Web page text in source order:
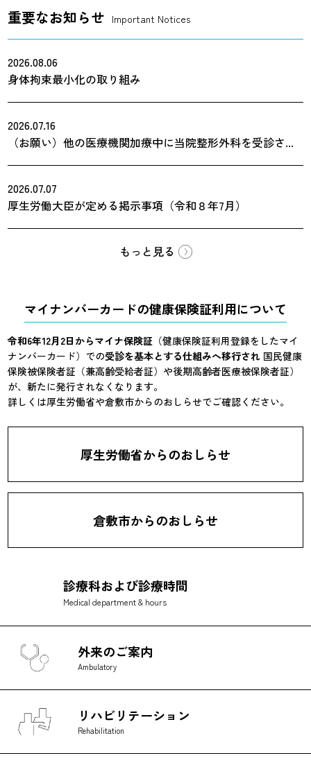
外来のご案内
Ambulatory
リハビリ テーション
Rehabilitation
重要なお知らせ Important Notices
2026.08.06
身体拘束最小化の取り組み
2026.07.16
（お願い）他の医療機関加療中に当院整形外科を受診さ...
2026.07.07
厚生労働大臣が定める掲示事項（令和８年7月）
もっと見る
診療科および診療時間
Medical department & hours
マイナンバーカードの健康保険証利用について
令和6年12月2日からマイナ保険証 （健康保険証利用登録をしたマイ
ナンバーカード）での受診を基本とする仕組みへ移行され 国民健康
保険被保険者証（兼高齢受給者証）や後期高齢者医療被保険者証）
が、新たに発行されなくなります。
詳しくは厚生労働省や倉敷市からのおしらせでご確認ください。
厚生労働省からのおしらせ
倉敷市からのおしらせ